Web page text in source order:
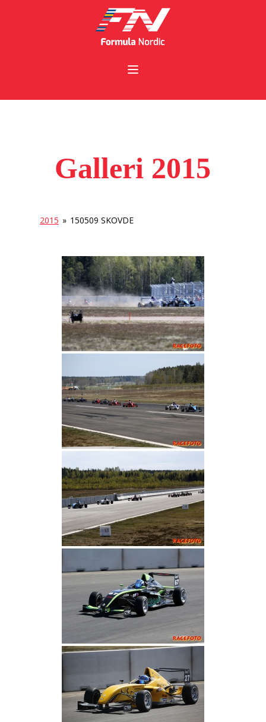
Galleri 2015
2015 » 150509 SKOVDE